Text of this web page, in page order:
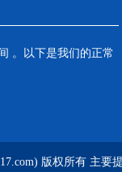
。以下是我们的正常
版权所有 主要